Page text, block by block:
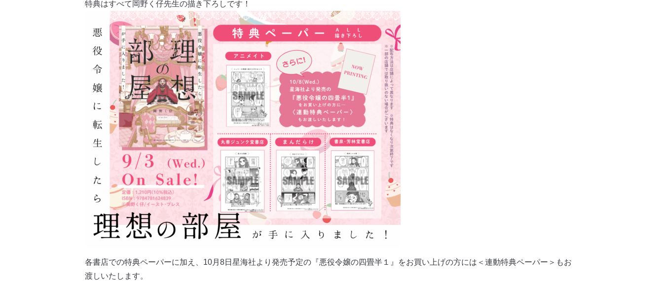
特典はすべて岡野く仔先生の描き下ろしです！
各書店での特典ペーパーに加え、10月8日星海社より発売予定の『悪役令嬢の四畳半１』をお買い上げの方には＜連動特典ペーパー＞もお
渡しいたします。